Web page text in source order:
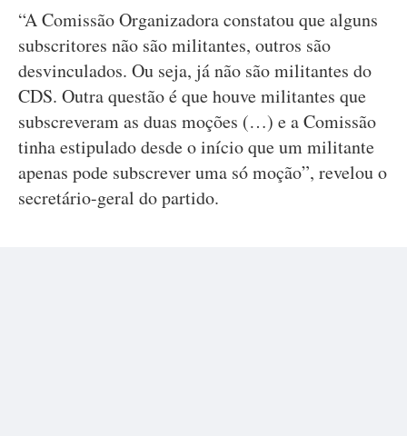
“A Comissão Organizadora constatou que alguns
subscritores não são militantes, outros são
desvinculados. Ou seja, já não são militantes do
CDS. Outra questão é que houve militantes que
subscreveram as duas moções (…) e a Comissão
tinha estipulado desde o início que um militante
apenas pode subscrever uma só moção”, revelou o
secretário-geral do partido.